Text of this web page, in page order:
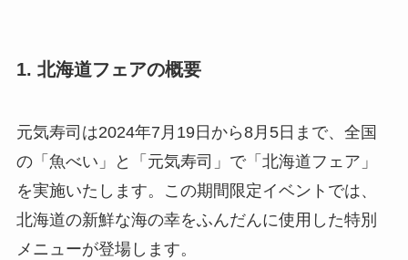
1. 北海道フェアの概要
元気寿司は2024年7月19日から8月5日まで、全国
の「魚べい」と「元気寿司」で「北海道フェア」
を実施いたします。この期間限定イベントでは、
北海道の新鮮な海の幸をふんだんに使用した特別
メニューが登場します。